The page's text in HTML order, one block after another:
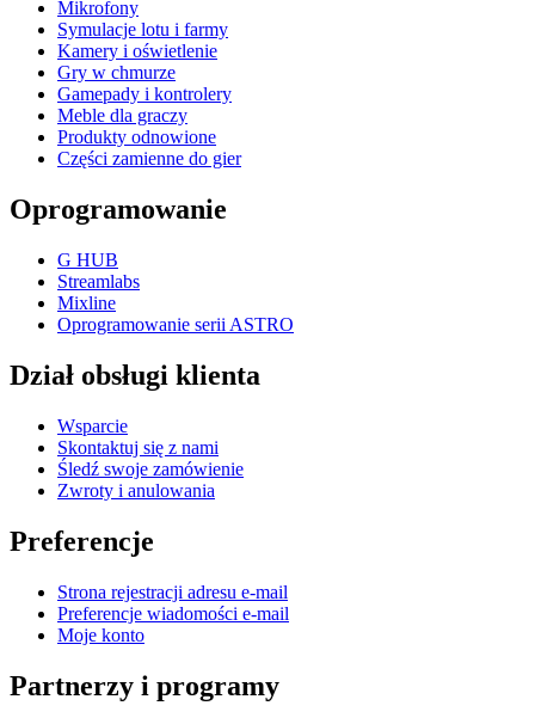
Mikrofony
Symulacje lotu i farmy
Kamery i oświetlenie
Gry w chmurze
Gamepady i kontrolery
Meble dla graczy
Produkty odnowione
Części zamienne do gier
Oprogramowanie
G HUB
Streamlabs
Mixline
Oprogramowanie serii ASTRO
Dział obsługi klienta
Wsparcie
Skontaktuj się z nami
Śledź swoje zamówienie
Zwroty i anulowania
Preferencje
Strona rejestracji adresu e-mail
Preferencje wiadomości e-mail
Moje konto
Partnerzy i programy